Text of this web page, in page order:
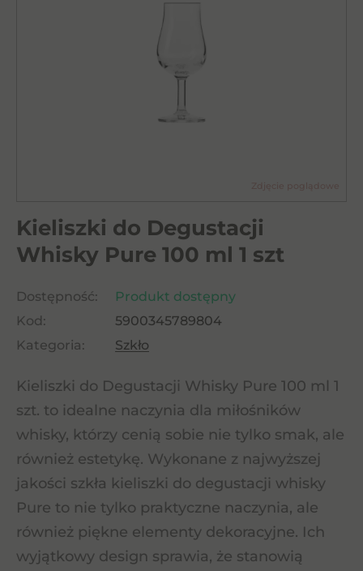
Kieliszki do Degustacji
Whisky Pure 100 ml 1 szt
Dostępność:
Produkt dostępny
Kod:
5900345789804
Kategoria:
Szkło
Kieliszki do Degustacji Whisky Pure 100 ml 1
szt. to idealne naczynia dla miłośników
whisky, którzy cenią sobie nie tylko smak, ale
również estetykę. Wykonane z najwyższej
jakości szkła kieliszki do degustacji whisky
Pure to nie tylko praktyczne naczynia, ale
również piękne elementy dekoracyjne. Ich
wyjątkowy design sprawia, że stanowią